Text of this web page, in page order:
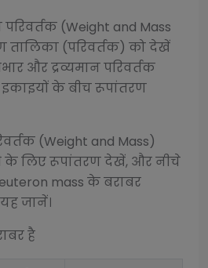
परिवर्तक (Weight and Mass
तालिका (परिवर्तक) को देखें
भार और द्रव्यमान परिवर्तक
इकाइयों के बीच रूपांतरण
(Weight and Mass)
के लिए रूपांतरण देखें, और नीचे
mass के बराबर
यह जानें।
है